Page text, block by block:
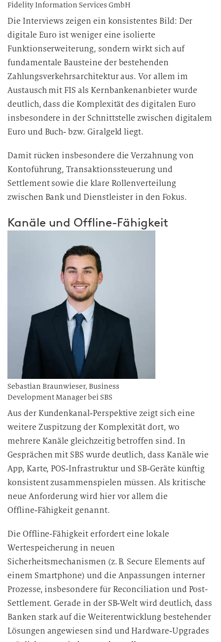
Fidelity Information Services GmbH
Die Interviews zeigen ein konsistentes Bild: Der
digitale Euro ist weniger eine isolierte
Funktionserweiterung, sondern wirkt sich auf
fundamentale Bausteine der bestehenden
Zahlungsverkehrsarchitektur aus. Vor allem im
Austausch mit FIS als Kernbankenanbieter wurde
deutlich, dass die Komplexität des digitalen Euro
insbesondere in der Schnittstelle zwischen digitalem
Euro und Buch‑ bzw. Giralgeld liegt.
Damit rücken insbesondere die Verzahnung von
Kontoführung, Transaktionssteuerung und
Settlement sowie die klare Rollenverteilung
zwischen Bank und Dienstleister in den Fokus.
Kanäle und Offline-Fähigkeit
Sebastian Braunwieser, Business
Development Manager bei SBS
Aus der Kundenkanal‑Perspektive zeigt sich eine
weitere Zuspitzung der Komplexität dort, wo
mehrere Kanäle gleichzeitig betroffen sind. In
Gesprächen mit SBS wurde deutlich, dass Kanäle wie
App, Karte, POS‑Infrastruktur und SB‑Geräte künftig
konsistent zusammenspielen müssen. Als kritische
neue Anforderung wird hier vor allem die
Offline‑Fähigkeit genannt.
Die Offline-Fähigkeit erfordert eine lokale
Wertespeicherung in neuen
Sicherheitsmechanismen (z. B. Secure Elements auf
einem Smartphone) und die Anpassungen interner
Prozesse, insbesondere für Reconciliation und Post-
Settlement. Gerade in der SB‑Welt wird deutlich, dass
Banken stark auf die Weiterentwicklung bestehender
Lösungen angewiesen sind und Hardware‑Upgrades